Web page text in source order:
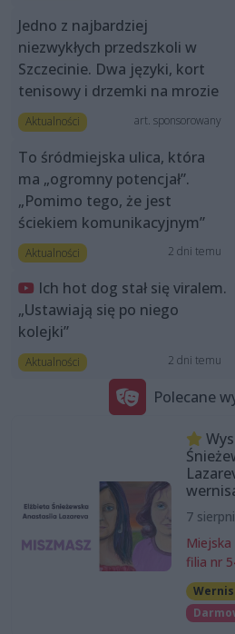
Jedno z najbardziej
niezwykłych przedszkoli w
Szczecinie. Dwa języki, kort
tenisowy i drzemki na mrozie
Aktualności art. sponsorowany
To śródmiejska ulica, która
ma „ogromny potencjał”.
„Pomimo tego, że jest
ściekiem komunikacyjnym”
Aktualności 2 dni temu
Ich hot dog stał się viralem.
„Ustawiają się po niego
kolejki”
Aktualności 2 dni temu
Polecane
7
filia nr